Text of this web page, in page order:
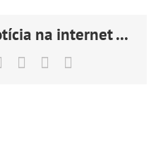
na internet ...
LinkedInTumblrPinterest